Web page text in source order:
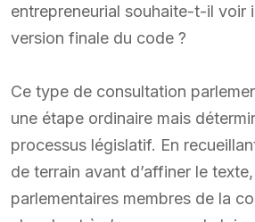
entrepreneurial souhaite-t-il voir
version finale du code ?
Ce type de consultation
une étape ordinaire mais
processus législatif. En
de terrain avant d’affiner le
parlementaires membres de la